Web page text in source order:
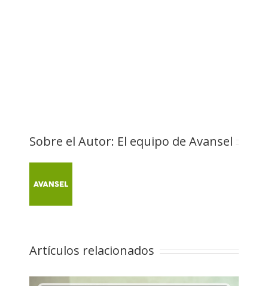
Sobre el Autor: El equipo de Avansel
Artículos relacionados